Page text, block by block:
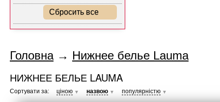
Сбросить все
Головна→ Нижнее белье Lauma
НИЖНЕЕ БЕЛЬЕ LAUMA
Сортувати за: ціною ▼ назвою ▼ популярністю ▼